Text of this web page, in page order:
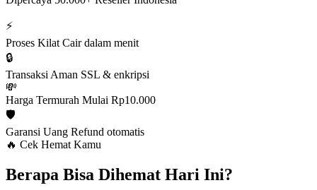
⚡
Proses Kilat Cair dalam menit
🔒
Transaksi Aman SSL & enkripsi
💸
Harga Termurah Mulai Rp10.000
🛡️
Garansi Uang Refund otomatis
🔥 Cek Hemat Kamu
Berapa Bisa Dihemat Hari Ini?